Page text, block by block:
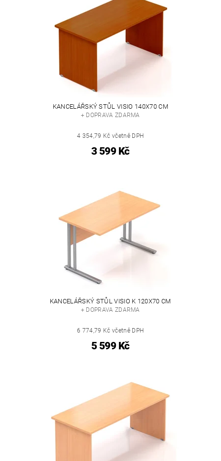
KANCELÁŘSKÝ STŮL VISIO 140X70 CM
+ DOPRAVA ZDARMA
4 354,79 Kč včetně DPH
3 599 Kč
KANCELÁŘSKÝ STŮL VISIO K 120X70 CM
+ DOPRAVA ZDARMA
6 774,79 Kč včetně DPH
5 599 Kč